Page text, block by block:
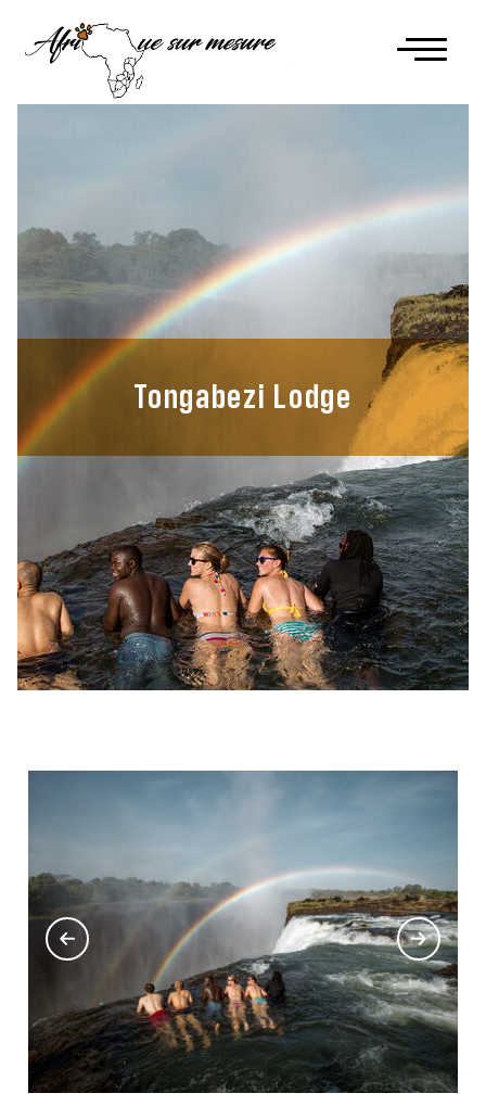
Tongabezi Lodge